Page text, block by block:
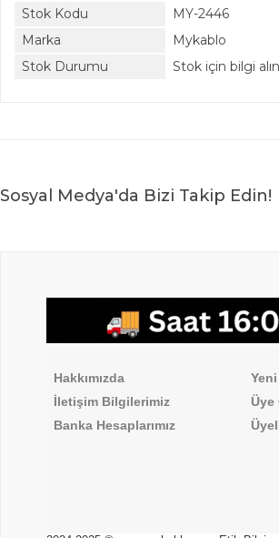
Stok Kodu
MY-2446
Marka
Mykablo
Stok Durumu
Stok için bilgi
Sosyal Medya'da Bizi Takip Edin!
Hakkımızda
Hakkımızda
İletişim Bilgilerimiz
Üye
Banka Hesaplarımız